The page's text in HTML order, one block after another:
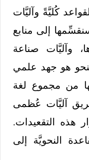
كُليَّةً وآليَّات
إلى منابع
وآليَّات صناعة
هو جهد علمي
من مجموع لغة
طريق آليَّات عُظمى
هذه التقعيدات.
النحويَّة إلى